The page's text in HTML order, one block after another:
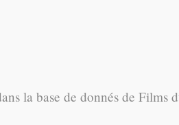
la base de donnés de Films